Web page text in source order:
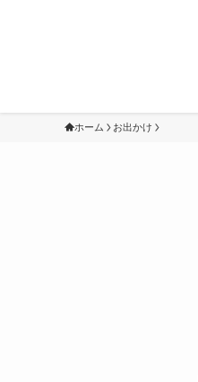
ホーム お出かけ